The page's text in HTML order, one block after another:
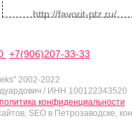
http://favorit-ptz.ru/
+7(906)207-33-33
2002-2022
/ ИНН 100122343520
политика конфиденциальности
SEO в Петрозаводске,